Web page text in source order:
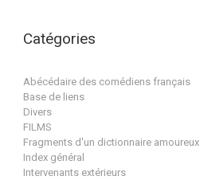
Catégories
Abécédaire des comédiens français
Base de liens
Divers
FILMS
Fragments d'un dictionnaire amoureux
Index général
Intervenants extérieurs